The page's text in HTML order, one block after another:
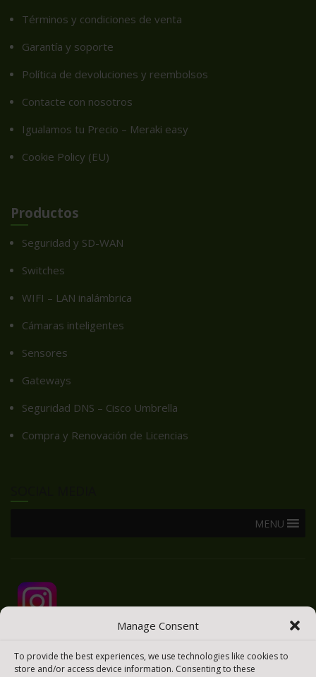
Manage Consent
To provide the best experiences, we use technologies like cookies to
store and/or access device information. Consenting to these
Términos y condiciones de venta
Garantía y soporte
Política de devoluciones y reembolsos
Contacte con nosotros
Igualamos tu Precio – Meraki easy
Cookie Policy (EU)
Productos
Seguridad y SD-WAN
Switches
WIFI – LAN inalámbrica
Cámaras inteligentes
Sensores
Gateways
Seguridad DNS – Cisco Umbrella
Compra y Renovación de Licencias
MENU